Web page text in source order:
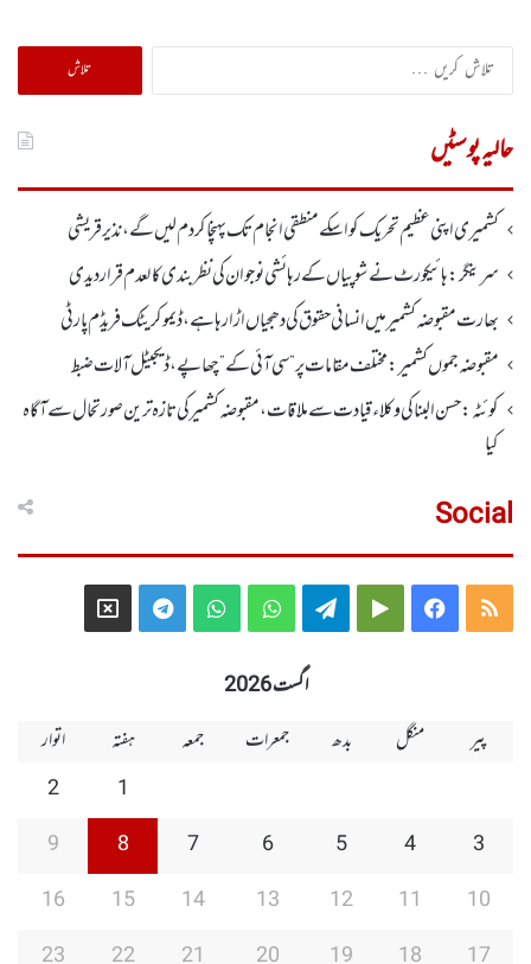
تلاش
کریں
حالیہ پوسٹیں
کشمیری اپنی عظیم تحریک کو اسکے منطقی انجام تک پہنچا کر دم لیں گے، نذیر قریشی
سرینگر:ہائیکورٹ نے شوپیاں کے رہائشی نوجوان کی نظربندی کالعدم قرار دیدی
بھارت مقبوضہ کشمیر میں انسانی حقوق کی دھجیاں اڑا رہا ہے، ڈیموکریٹک فریڈم پارٹی
مقبوضہ جموں کشمیر:مختلف مقامات پر ”سی آئی کے” چھاپے، ڈیجیٹل آلات ضبط
کوئٹہ:حسن البنا کی وکلاء قیادت سے ملاقات، مقبوضہ کشمیرکی تازہ ترین صورتحال سے آگاہ
کیا
Social
RSS
Facebook
Google
Telegram
WhatsApp
WhatsApp
Telegram
X
اگست 2026
پیر
منگل بدھ جمعرات جمعہ ہفتہ
اتوار
1
2
3
4
5
6
7
8
9
10
11
12
13
14
15
16